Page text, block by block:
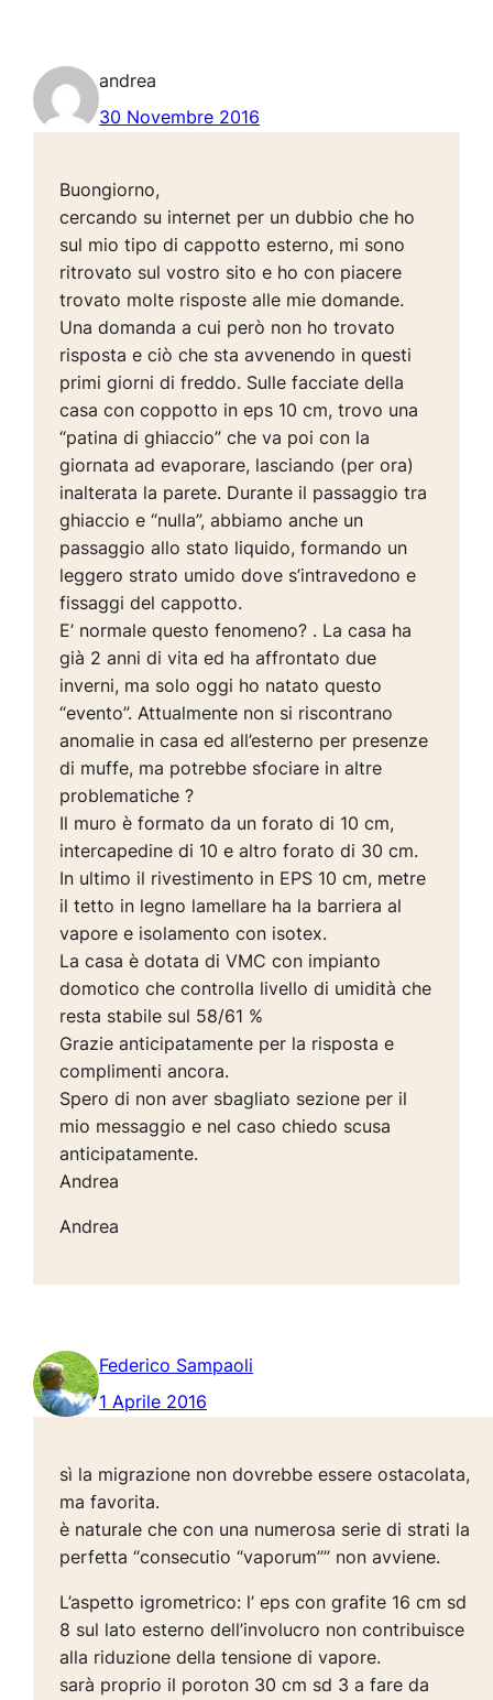
andrea
30 Novembre 2016
Buongiorno,
cercando su internet per un dubbio che ho
sul mio tipo di cappotto esterno, mi sono
ritrovato sul vostro sito e ho con piacere
trovato molte risposte alle mie domande.
Una domanda a cui però non ho trovato
risposta e ciò che sta avvenendo in questi
primi giorni di freddo. Sulle facciate della
casa con coppotto in eps 10 cm, trovo una
“patina di ghiaccio” che va poi con la
giornata ad evaporare, lasciando (per ora)
inalterata la parete. Durante il passaggio tra
ghiaccio e “nulla”, abbiamo anche un
passaggio allo stato liquido, formando un
leggero strato umido dove s’intravedono e
fissaggi del cappotto.
E’ normale questo fenomeno? . La casa ha
già 2 anni di vita ed ha affrontato due
inverni, ma solo oggi ho natato questo
“evento”. Attualmente non si riscontrano
anomalie in casa ed all’esterno per presenze
di muffe, ma potrebbe sfociare in altre
problematiche ?
Il muro è formato da un forato di 10 cm,
intercapedine di 10 e altro forato di 30 cm.
In ultimo il rivestimento in EPS 10 cm, metre
il tetto in legno lamellare ha la barriera al
vapore e isolamento con isotex.
La casa è dotata di VMC con impianto
domotico che controlla livello di umidità che
resta stabile sul 58/61 %
Grazie anticipatamente per la risposta e
complimenti ancora.
Spero di non aver sbagliato sezione per il
mio messaggio e nel caso chiedo scusa
anticipatamente.
Andrea
Andrea
Federico Sampaoli
1 Aprile 2016
sì la migrazione non dovrebbe essere ostacolata,
ma favorita.
è naturale che con una numerosa serie di strati la
perfetta “consecutio “vaporum”” non avviene.
L’aspetto igrometrico: l’ eps con grafite 16 cm sd
8 sul lato esterno dell’involucro non contribuisce
alla riduzione della tensione di vapore.
sarà proprio il poroton 30 cm sd 3 a fare da